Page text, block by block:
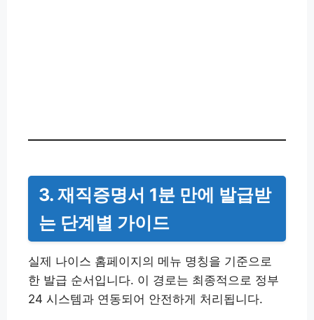
3. 재직증명서 1분 만에 발급받
는 단계별 가이드
실제 나이스 홈페이지의 메뉴 명칭을 기준으로
한 발급 순서입니다. 이 경로는 최종적으로 정부
24 시스템과 연동되어 안전하게 처리됩니다.